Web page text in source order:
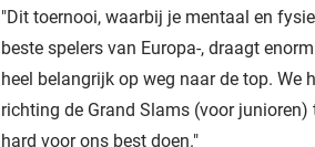
"Dit toernooi, waarbij je mentaal en
beste spelers van Europa-, draagt
heel belangrijk op weg naar de top. We
richting de Grand Slams (voor
hard voor ons best doen."